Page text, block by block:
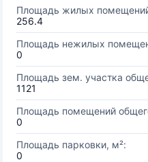
Площадь жилых
256.4
Площадь нежилых
0
Площадь зем. участка
1121
Площадь помещений
0
Площадь парковки, м²:
0